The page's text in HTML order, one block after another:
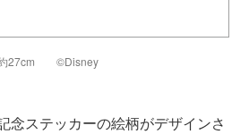
約27cm ©Disney
念ステッカーの絵柄がデザインさ